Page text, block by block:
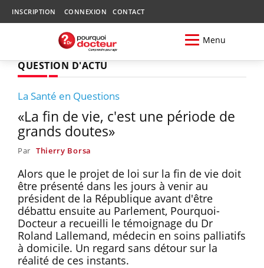
INSCRIPTION CONNEXION CONTACT
Menu
QUESTION D'ACTU
La Santé en Questions
«La fin de vie, c'est une période de
grands doutes»
Par Thierry Borsa
Alors que le projet de loi sur la fin de vie doit
être présenté dans les jours à venir au
président de la République avant d'être
débattu ensuite au Parlement, Pourquoi-
Docteur a recueilli le témoignage du Dr
Roland Lallemand, médecin en soins palliatifs
à domicile. Un regard sans détour sur la
réalité de ces instants.